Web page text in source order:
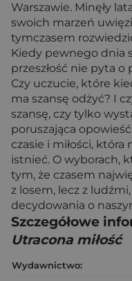
Warszawie. Minęły
swoich marzeń
tymczasem
Kiedy pewnego dnia
przeszłość nie pyta o
Czy uczucie, które
ma szansę odżyć? I
szansę, czy tylko
poruszająca
czasie i miłości,
istnieć. O wyborach,
tym, że czasem
z losem, lecz z
decydowania o
Szczegółowe
Utracona miłość
Wydawnictwo: